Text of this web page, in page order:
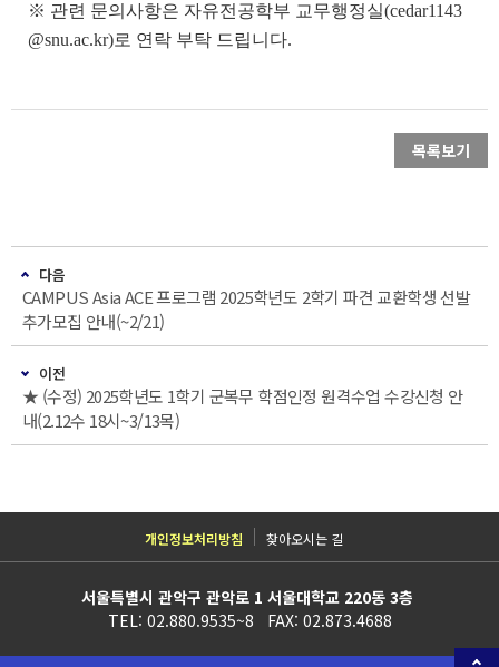
※ 관련 문의사항은 자유전공학부 교무행정실(cedar1143
@snu.ac.kr)로 연락 부탁 드립니다.
목록보기
다음
CAMPUS Asia ACE 프로그램 2025학년도 2학기 파견 교환학생 선발
추가모집 안내(~2/21)
이전
★ (수정) 2025학년도 1학기 군복무 학점인정 원격수업 수강신청 안
내(2.12수 18시~3/13목)
개인정보처리방침 찾아오시는 길
서울특별시 관악구 관악로 1 서울대학교 220동 3층
TEL: 02.880.9535~8 FAX: 02.873.4688